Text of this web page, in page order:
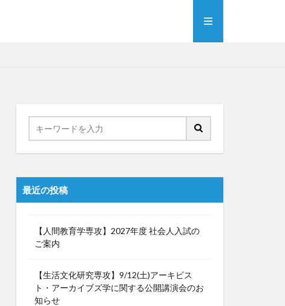
最近の投稿
【人間教育学専攻】2027年度 社会人入試の
ご案内
【生活文化研究専攻】9/12(土)アーキビス
ト・アーカイブズ学に関する公開講演会のお
知らせ